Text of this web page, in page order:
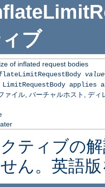
ブ
of inflated request bodies
value
LimitRequestBody
ァイル, バーチャルホスト, ディ
ティブの
ん。英語